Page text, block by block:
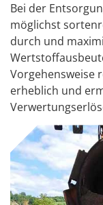
Bei der
möglichst
durch und
Vorgehensweise
erheblich und